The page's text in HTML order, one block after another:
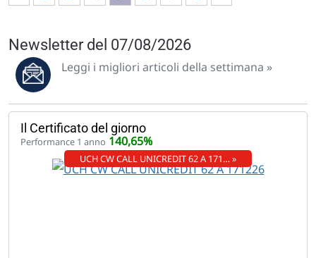
Newsletter del 07/08/2026
Leggi i migliori articoli della settimana »
Il Certificato del giorno
Performance 1 anno 140,65%
UCH CW CALL UNICREDIT 62 A 171… »